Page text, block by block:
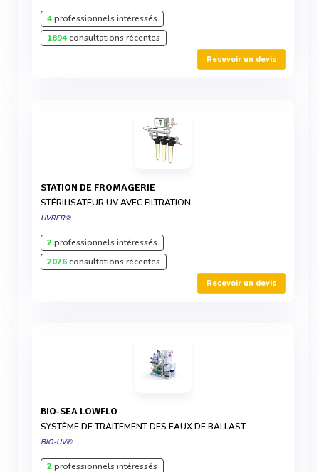
4professionnels intéressés
1894consultations récentes
Recevoir un devis
STATION DE FROMAGERIE
STÉRILISATEUR UV AVEC FILTRATION
UVRER®
2professionnels intéressés
2076consultations récentes
Recevoir un devis
BIO-SEA LOWFLO
SYSTÈME DE TRAITEMENT DES EAUX DE BALLAST
BIO-UV®
2professionnels intéressés